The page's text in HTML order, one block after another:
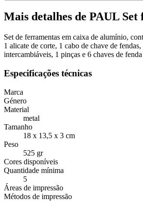
Mais detalhes de PAUL Set
Set de ferramentas em caixa de alumínio,
1 alicate de corte, 1 cabo de chave de
intercambiáveis, 1 pinças e 6 chaves de
Especificações técnicas
Marca
Género
Material
metal
Tamanho
18 x 13,5 x 3 cm
Peso
525 gr
Cores disponíveis
Quantidade mínima
5
Áreas de impressão
Métodos de impressão